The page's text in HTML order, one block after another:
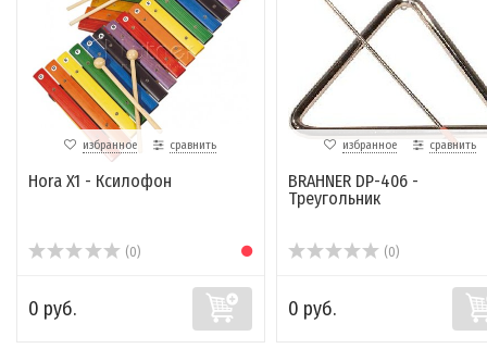
избранное сравнить
Hora X1 - Ксилофон
(0)
0 руб.
избранное сравнить
BRAHNER DP-406 -
Треугольник
(0)
0 руб.